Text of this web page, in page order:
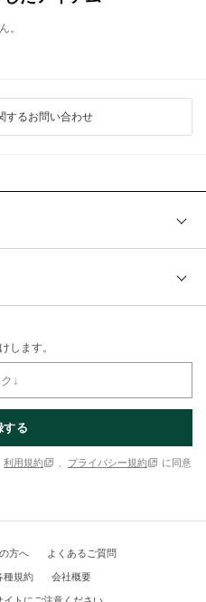
。
するお問い合わせ
します。
する
利用規約 プライバシー規約
に同意
方へ よくあるご質問
種規約 会社概要